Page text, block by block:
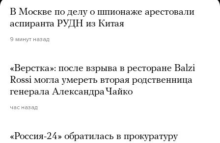
В Москве по делу о шпионаже арестовали
аспиранта РУДН из Китая
9 минут назад
«Верстка»: после взрыва в ресторане Balzi
Rossi могла умереть вторая родственница
генерала Александра Чайко
час назад
«Россия-24» обратилась в прокуратуру